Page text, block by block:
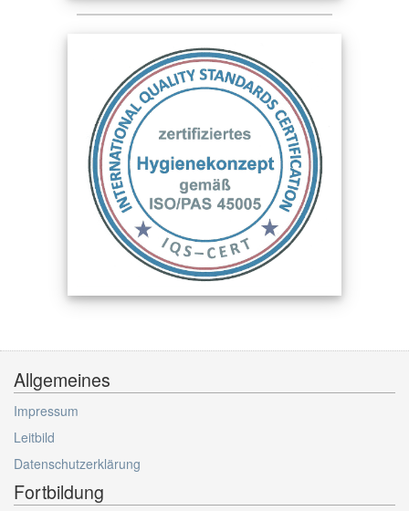
Allgemeines
Impressum
Leitbild
Datenschutzerklärung
Fortbildung